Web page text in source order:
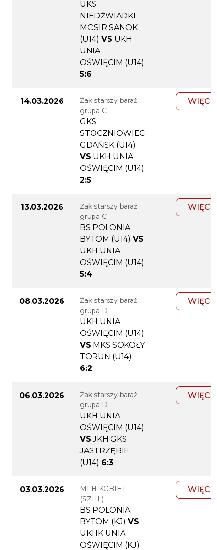
UKS
NIEDŹWIADKI
MOSIR SANOK
(U14) VS UKH
UNIA
OŚWIĘCIM (U14)
5:6
14.03.2026
Żak starszy baraż
grupa C
GKS
STOCZNIOWIEC
GDAŃSK (U14)
VS UKH UNIA
OŚWIĘCIM (U14)
2:5
13.03.2026
Żak starszy baraż
grupa C
BS POLONIA
BYTOM (U14) VS
UKH UNIA
OŚWIĘCIM (U14)
5:4
08.03.2026
Żak starszy baraż
grupa D
UKH UNIA
OŚWIĘCIM (U14)
VS MKS SOKOŁY
TORUŃ (U14)
6:2
06.03.2026
Żak starszy baraż
grupa D
UKH UNIA
OŚWIĘCIM (U14)
VS JKH GKS
JASTRZĘBIE
(U14) 6:3
03.03.2026
MLH KOBIET
(SZHL)
BS POLONIA
BYTOM (KJ) VS
UKHK UNIA
OŚWIĘCIM (KJ)